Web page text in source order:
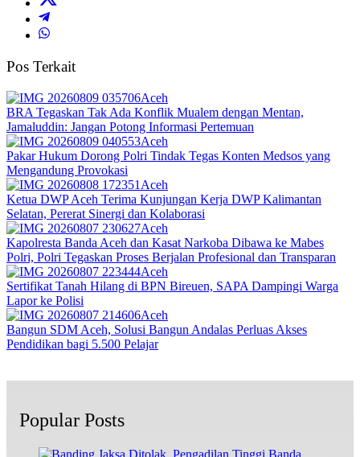
Pos Terkait
Aceh
BRA Tegaskan Tak Ada Konflik Mualem dengan Mentan,
Jamaluddin: Jangan Potong Informasi Pertemuan
Aceh
Pakar Hukum Dorong Polri Tindak Tegas Konten Medsos yang
Mengandung Provokasi
Aceh
Ketua DWP Aceh Terima Kunjungan Kerja DWP Kalimantan
Selatan, Pererat Sinergi dan Kolaborasi
Aceh
Kapolresta Banda Aceh dan Kasat Narkoba Dibawa ke Mabes
Polri, Polri Tegaskan Proses Berjalan Profesional dan Transparan
Aceh
Sertifikat Tanah Hilang di BPN Bireuen, SAPA Dampingi Warga
Lapor ke Polisi
Aceh
Bangun SDM Aceh, Solusi Bangun Andalas Perluas Akses
Pendidikan bagi 5.500 Pelajar
Popular Posts